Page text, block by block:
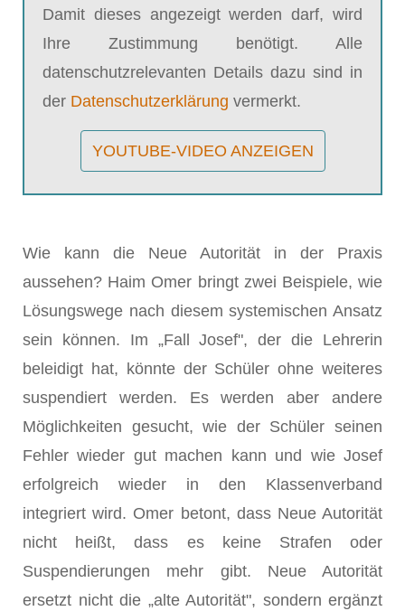
Damit dieses angezeigt werden darf, wird
Ihre Zustimmung benötigt. Alle
datenschutzrelevanten Details dazu sind in
der Datenschutzerklärung vermerkt.
YOUTUBE-VIDEO ANZEIGEN
Wie kann die Neue Autorität in der Praxis
aussehen? Haim Omer bringt zwei Beispiele, wie
Lösungswege nach diesem systemischen Ansatz
sein können. Im „Fall Josef", der die Lehrerin
beleidigt hat, könnte der Schüler ohne weiteres
suspendiert werden. Es werden aber andere
Möglichkeiten gesucht, wie der Schüler seinen
Fehler wieder gut machen kann und wie Josef
erfolgreich wieder in den Klassenverband
integriert wird. Omer betont, dass Neue Autorität
nicht heißt, dass es keine Strafen oder
Suspendierungen mehr gibt. Neue Autorität
ersetzt nicht die „alte Autorität", sondern ergänzt